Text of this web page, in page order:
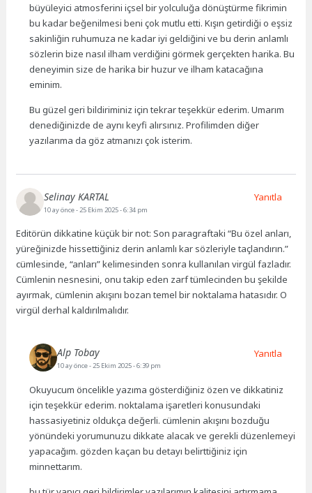
büyüleyici atmosferini içsel bir yolculuğa dönüştürme fikrimin
bu kadar beğenilmesi beni çok mutlu etti. Kışın getirdiği o eşsiz
sakinliğin ruhumuza ne kadar iyi geldiğini ve bu derin anlamlı
sözlerin bize nasıl ilham verdiğini görmek gerçekten harika. Bu
deneyimin size de harika bir huzur ve ilham katacağına
eminim.
Bu güzel geri bildiriminiz için tekrar teşekkür ederim. Umarım
denediğinizde de aynı keyfi alırsınız. Profilimden diğer
yazılarıma da göz atmanızı çok isterim.
Selinay KARTAL
10 ay önce- 25 Ekim 2025 - 6:34 pm
Editörün dikkatine küçük bir not: Son paragraftaki “Bu özel anları,
yüreğinizde hissettiğiniz derin anlamlı kar sözleriyle taçlandırın.”
cümlesinde, “anları” kelimesinden sonra kullanılan virgül fazladır.
Cümlenin nesnesini, onu takip eden zarf tümlecinden bu şekilde
ayırmak, cümlenin akışını bozan temel bir noktalama hatasıdır. O
virgül derhal kaldırılmalıdır.
Yanıtla
Alp Tobay
10 ay önce- 25 Ekim 2025 - 6:39 pm
Okuyucum öncelikle yazıma gösterdiğiniz özen ve dikkatiniz
için teşekkür ederim. noktalama işaretleri konusundaki
hassasiyetiniz oldukça değerli. cümlenin akışını bozduğu
yönündeki yorumunuzu dikkate alacak ve gerekli düzenlemeyi
yapacağım. gözden kaçan bu detayı belirttiğiniz için
minnettarım.
Yanıtla